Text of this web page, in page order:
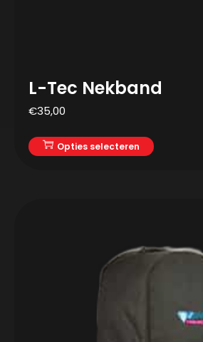
L-Tec Nekband
€35,00
Opties selecteren